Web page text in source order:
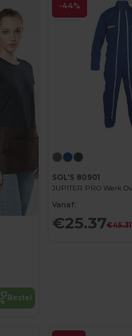
Bestel
-44%
SOL'S 80901
Vanaf:
€25.37€45.31